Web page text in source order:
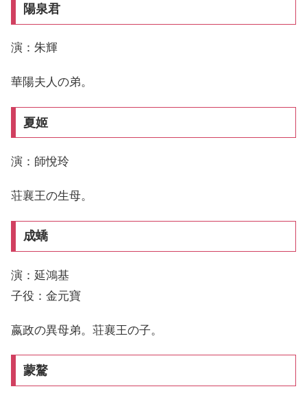
陽泉君
演：朱輝
華陽夫人の弟。
夏姬
演：師悅玲
荘襄王の生母。
成蟜
演：延鴻基
子役：金元寶
嬴政の異母弟。荘襄王の子。
蒙驁